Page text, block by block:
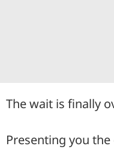
The wait is finally
Presenting you